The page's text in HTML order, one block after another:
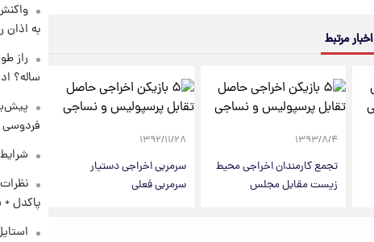
اخبار مرتبط
۱۳۹۳/۸/۴
تجمع کارمندان اخراجی محیط
زیست مقابل مجلس
۱۳۹۲/۱۱/۲۸
سرمربی اخراجی دستیار
سرمربی فعلی
به اذان
ساله؟
فردوسی
پاکدل +